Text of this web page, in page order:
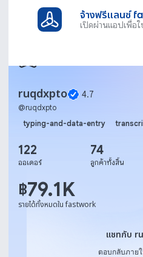
จ้างฟรีแลนซ์
เปิดผ่านแอปเพื่อ
ruqdxpto 4.7
@ruqdxpto
typing-and-data-entry
122
ออเดอร์
74
ลูกค้าทั้งสิ้น
฿79.1K
รายได้ทั้งหมดใน fastwork
แชทกับ แชทกับ
ตอบกลับภาย